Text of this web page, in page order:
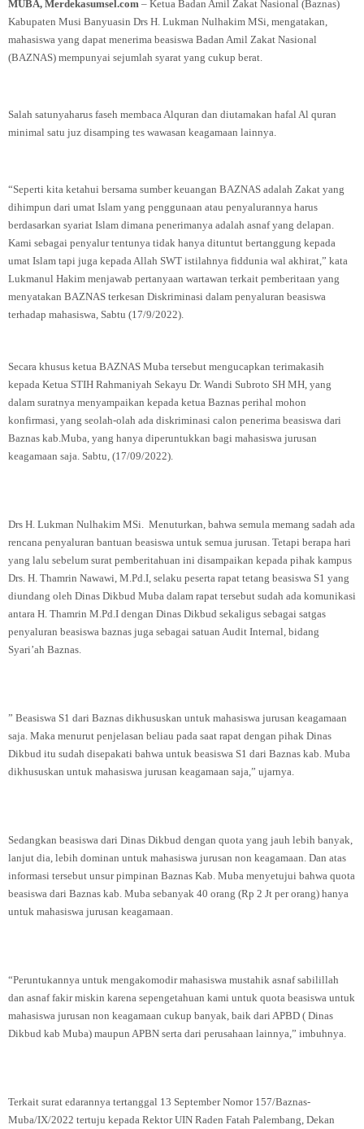
MUBA, Merdekasumsel.com – Ketua Badan Amil Zakat Nasional (Baznas)
Kabupaten Musi Banyuasin Drs H. Lukman Nulhakim MSi, mengatakan,
mahasiswa yang dapat menerima beasiswa Badan Amil Zakat Nasional
(BAZNAS) mempunyai sejumlah syarat yang cukup berat.
Salah satunyaharus faseh membaca Alquran dan diutamakan hafal Al quran
minimal satu juz disamping tes wawasan keagamaan lainnya.
“Seperti kita ketahui bersama sumber keuangan BAZNAS adalah Zakat yang
dihimpun dari umat Islam yang penggunaan atau penyalurannya harus
berdasarkan syariat Islam dimana penerimanya adalah asnaf yang delapan.
Kami sebagai penyalur tentunya tidak hanya dituntut bertanggung kepada
umat Islam tapi juga kepada Allah SWT istilahnya fiddunia wal akhirat,” kata
Lukmanul Hakim menjawab pertanyaan wartawan terkait pemberitaan yang
menyatakan BAZNAS terkesan Diskriminasi dalam penyaluran beasiswa
terhadap mahasiswa, Sabtu (17/9/2022).
Secara khusus ketua BAZNAS Muba tersebut mengucapkan terimakasih
kepada Ketua STIH Rahmaniyah Sekayu Dr. Wandi Subroto SH MH, yang
dalam suratnya menyampaikan kepada ketua Baznas perihal mohon
konfirmasi, yang seolah-olah ada diskriminasi calon penerima beasiswa dari
Baznas kab.Muba, yang hanya diperuntukkan bagi mahasiswa jurusan
keagamaan saja. Sabtu, (17/09/2022).
Drs H. Lukman Nulhakim MSi. Menuturkan, bahwa semula memang sadah ada
rencana penyaluran bantuan beasiswa untuk semua jurusan. Tetapi berapa hari
yang lalu sebelum surat pemberitahuan ini disampaikan kepada pihak kampus
Drs. H. Thamrin Nawawi, M.Pd.I, selaku peserta rapat tetang beasiswa S1 yang
diundang oleh Dinas Dikbud Muba dalam rapat tersebut sudah ada komunikasi
antara H. Thamrin M.Pd.I dengan Dinas Dikbud sekaligus sebagai satgas
penyaluran beasiswa baznas juga sebagai satuan Audit Internal, bidang
Syari’ah Baznas.
” Beasiswa S1 dari Baznas dikhususkan untuk mahasiswa jurusan keagamaan
saja. Maka menurut penjelasan beliau pada saat rapat dengan pihak Dinas
Dikbud itu sudah disepakati bahwa untuk beasiswa S1 dari Baznas kab. Muba
dikhususkan untuk mahasiswa jurusan keagamaan saja,” ujarnya.
Sedangkan beasiswa dari Dinas Dikbud dengan quota yang jauh lebih banyak,
lanjut dia, lebih dominan untuk mahasiswa jurusan non keagamaan. Dan atas
informasi tersebut unsur pimpinan Baznas Kab. Muba menyetujui bahwa quota
beasiswa dari Baznas kab. Muba sebanyak 40 orang (Rp 2 Jt per orang) hanya
untuk mahasiswa jurusan keagamaan.
“Peruntukannya untuk mengakomodir mahasiswa mustahik asnaf sabilillah
dan asnaf fakir miskin karena sepengetahuan kami untuk quota beasiswa untuk
mahasiswa jurusan non keagamaan cukup banyak, baik dari APBD ( Dinas
Dikbud kab Muba) maupun APBN serta dari perusahaan lainnya,” imbuhnya.
Terkait surat edarannya tertanggal 13 September Nomor 157/Baznas-
Muba/IX/2022 tertuju kepada Rektor UIN Raden Fatah Palembang, Dekan